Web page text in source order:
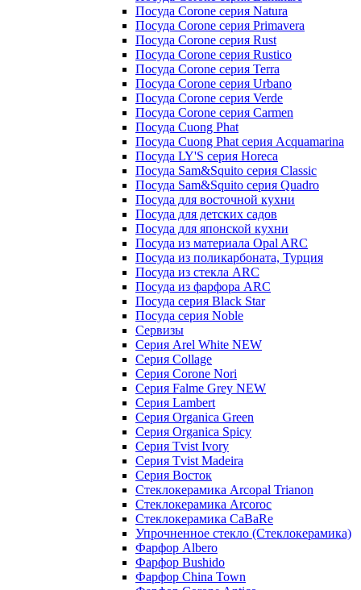
Посуда Corone серия Natura
Посуда Corone серия Primavera
Посуда Corone серия Rust
Посуда Corone серия Rustico
Посуда Corone серия Terra
Посуда Corone серия Urbano
Посуда Corone серия Verde
Посуда Corone серия Сarmen
Посуда Cuong Phat
Посуда Cuong Phat серия Acquamarina
Посуда LY'S серия Horeca
Посуда Sam&Squito серия Classic
Посуда Sam&Squito серия Quadro
Посуда для восточной кухни
Посуда для детских садов
Посуда для японской кухни
Посуда из материала Opal ARC
Посуда из поликарбоната, Турция
Посуда из стекла ARC
Посуда из фарфора ARC
Посуда серия Black Star
Посуда серия Noble
Сервизы
Серия Arel White NEW
Серия Collage
Серия Corone Nori
Серия Falme Grey NEW
Серия Lambert
Серия Organica Green
Серия Organica Spicy
Серия Tvist Ivory
Серия Tvist Madeira
Серия Восток
Стеклокерамика Arcopal Trianon
Стеклокерамика Arcoroc
Стеклокерамика CaBaRe
Упрочненное стекло (Стеклокерамика)
Фарфор Albero
Фарфор Bushido
Фарфор China Town